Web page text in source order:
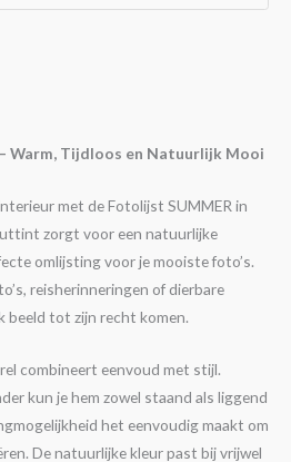
Warm, Tijdloos en Natuurlijk Mooi
met de Fotolijst SUMMER in
zorgt voor een natuurlijke
omlijsting voor je mooiste foto’s.
reisherinneringen of dierbare
beeld tot zijn recht komen.
combineert eenvoud met stijl.
kun je hem zowel staand als liggend
het eenvoudig maakt om
De natuurlijke kleur past bij vrijwel